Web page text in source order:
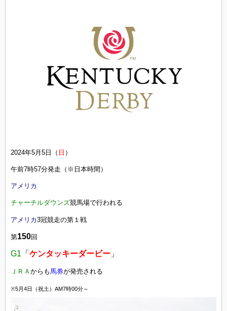
2024年5月5日（ 日 ）
午前7時57分発走（※日本時間）
アメリカ
チャーチルダウンズ競馬場で行われる
アメリカ3冠競走の第１戦
第150回
G1 「 ケンタッキーダービー 」
ＪＲＡ からも馬券が発売される
※5月4日（祝土）AM7時00分～